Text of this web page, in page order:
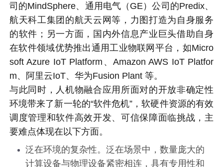
司的MindSphere、通用电气（GE）公司的Predix、
航天科工集团的航天云网等，力图打造为自身服务
的软件；另一方面，国内外信息产业巨头借助自身
在软件领域优势推出通用工业物联网平台，如Micro
soft Azure IoT Platform、Amazon AWS IoT Platfor
m、阿里云IoT、华为Fusion Plant 等。
与此同时，人机物融合应用所面对的开放非确定性
环境带来了新一轮的“软件危机”，软硬件资源的有效
调度管理和软件高效开发、可信保障面临挑战，主
要难点体现在以下方面。
泛在环境的复杂性。泛在场景中，数量庞大的
计算设备与物理设备紧密相连，具有专用性和